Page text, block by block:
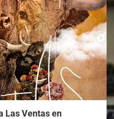
Las Ventas en